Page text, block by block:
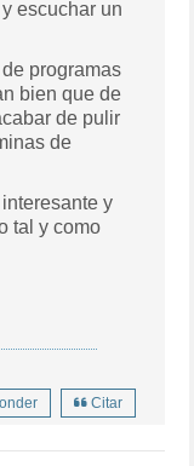
escuchar un
programas
bien que de
de pulir
de
y
tal y como
Citar